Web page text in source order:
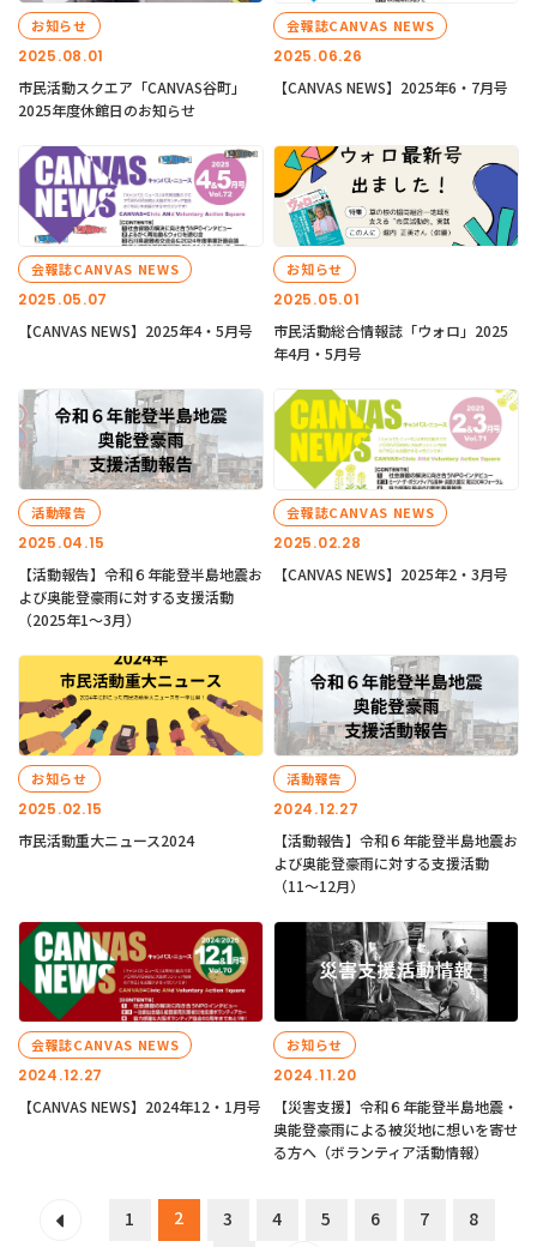
2025.08.01
お知らせ
市民活動スクエア「CANVAS谷町」
2025年度休館日のお知らせ
2025.06.26
会報誌CANVAS NEWS
【CANVAS NEWS】2025年6・7月号
2025.05.07
会報誌CANVAS NEWS
【CANVAS NEWS】2025年4・5月号
2025.05.01
お知らせ
市民活動総合情報誌「ウォロ」2025
年4月・5月号
2025.04.15
活動報告
【活動報告】令和６年能登半島地震お
よび奥能登豪雨に対する支援活動
（2025年1〜3月）
2025.02.28
会報誌CANVAS NEWS
【CANVAS NEWS】2025年2・3月号
2025.02.15
お知らせ
市民活動重大ニュース2024
2024.12.27
活動報告
【活動報告】令和６年能登半島地震お
よび奥能登豪雨に対する支援活動
（11〜12月）
2024.12.27
会報誌CANVAS NEWS
【CANVAS NEWS】2024年12・1月号
2024.11.20
お知らせ
【災害支援】令和６年能登半島地震・
奥能登豪雨による被災地に想いを寄せ
る方へ（ボランティア活動情報）
1 2 3 4 5 6 7
8